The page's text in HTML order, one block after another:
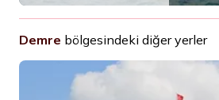
Demre bölgesindeki diğer yerler